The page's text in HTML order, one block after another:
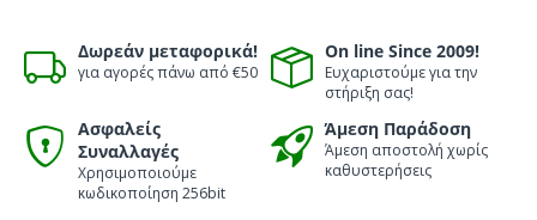
Δωρεάν μεταφορικά!
για αγορές πάνω από €50
On line Since 2009!
Ευχαριστούμε για την
στήριξη σας!
Ασφαλείς
Συναλλαγές
Χρησιμοποιούμε
κωδικοποίηση 256bit
Άμεση Παράδοση
Άμεση αποστολή χωρίς
καθυστερήσεις